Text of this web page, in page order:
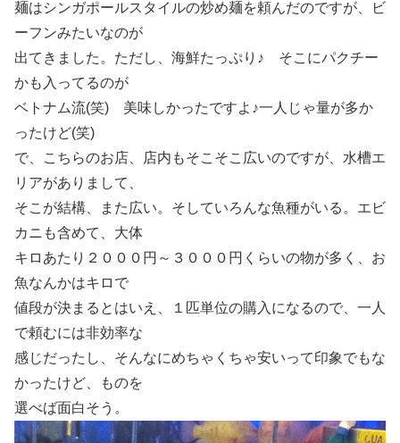
麺はシンガポールスタイルの炒め麺を頼んだのですが、ビ
ーフンみたいなのが
出てきました。ただし、海鮮たっぷり♪ そこにパクチー
かも入ってるのが
ベトナム流(笑) 美味しかったですよ♪一人じゃ量が多か
ったけど(笑)
で、こちらのお店、店内もそこそこ広いのですが、水槽エ
リアがありまして、
そこが結構、また広い。そしていろんな魚種がいる。エビ
カニも含めて、大体
キロあたり２０００円～３０００円くらいの物が多く、お
魚なんかはキロで
値段が決まるとはいえ、１匹単位の購入になるので、一人
で頼むには非効率な
感じだったし、そんなにめちゃくちゃ安いって印象でもな
かったけど、ものを
選べば面白そう。